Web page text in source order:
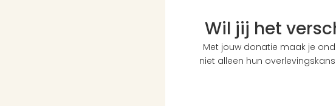
Wil jij het
Met jouw donatie maak je
niet alleen hun